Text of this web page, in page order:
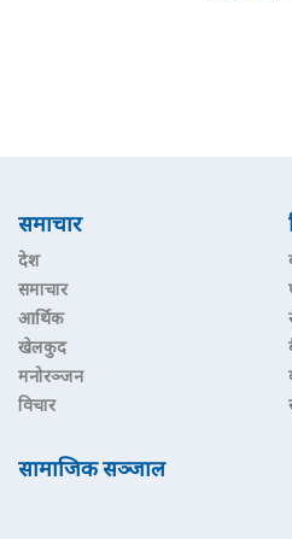
समाचार
देश
समाचार
आर्थिक
खेलकुद
मनोरञ्जन
विचार
सामाजिक सञ्जाल